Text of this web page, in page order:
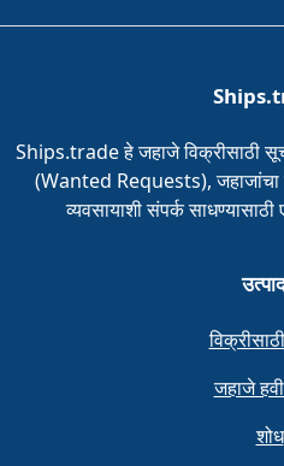
Ships.trade हे जहाजे विक्रीसाठी
(Wanted Requests), जहाजांचा
व्यवसायाशी संपर्क
जहाजे
शोध